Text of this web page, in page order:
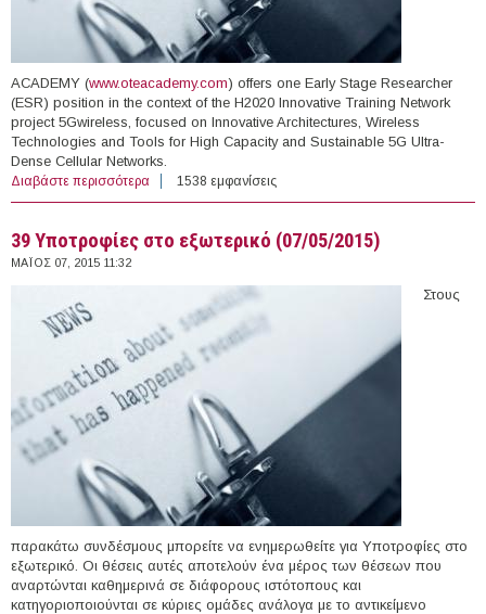
ACADEMY (www.oteacademy.com) offers one Early Stage Researcher
(ESR) position in the context of the H2020 Innovative Training Network
project 5Gwireless, focused on Innovative Architectures, Wireless
Technologies and Tools for High Capacity and Sustainable 5G Ultra-
Dense Cellular Networks.
Διαβάστε περισσότερα για One (1) Marie Curie Ph.D. Position in Engineering &
Communication Engineering, OTE ACADEMY, Greece
1538 εμφανίσεις
39 Υποτροφίες στο εξωτερικό (07/05/2015)
ΜΆΙΟΣ 07, 2015 11:32
Στους
παρακάτω συνδέσμους μπορείτε να ενημερωθείτε για Υποτροφίες στο
εξωτερικό. Οι θέσεις αυτές αποτελούν ένα μέρος των θέσεων που
αναρτώνται καθημερινά σε διάφορους ιστότοπους και
κατηγοριοποιούνται σε κύριες ομάδες ανάλογα με το αντικείμενο